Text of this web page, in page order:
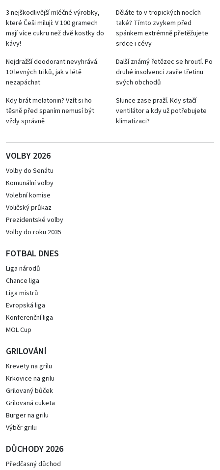
3 nejškodlivější mléčné výrobky,
které Češi milují: V 100 gramech
mají více cukru než dvě kostky do
kávy!
Děláte to v tropických nocích
také? Tímto zvykem před
spánkem extrémně přetěžujete
srdce i cévy
Nejdražší deodorant nevyhrává.
10 levných triků, jak v létě
nezapáchat
Další známý řetězec se hroutí. Po
druhé insolvenci zavře třetinu
svých obchodů
Kdy brát melatonin? Vzít si ho
těsně před spaním nemusí být
vždy správně
Slunce zase praží. Kdy stačí
ventilátor a kdy už potřebujete
klimatizaci?
VOLBY 2026
Volby do Senátu
Komunální volby
Volební komise
Voličský průkaz
Prezidentské volby
Volby do roku 2035
FOTBAL DNES
Liga národů
Chance liga
Liga mistrů
Evropská liga
Konferenční liga
MOL Cup
GRILOVÁNÍ
Krevety na grilu
Krkovice na grilu
Grilovaný bůček
Grilovaná cuketa
Burger na grilu
Výběr grilu
DŮCHODY 2026
Předčasný důchod